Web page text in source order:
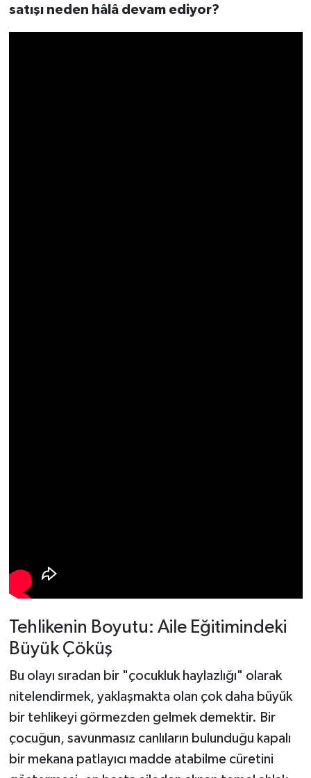
satışı neden hâlâ devam ediyor?
Tehlikenin Boyutu: Aile Eğitimindeki
Büyük Çöküş
Bu olayı sıradan bir "çocukluk haylazlığı" olarak
nitelendirmek, yaklaşmakta olan çok daha büyük
bir tehlikeyi görmezden gelmek demektir. Bir
çocuğun, savunmasız canlıların bulunduğu kapalı
bir mekana patlayıcı madde atabilme cüretini